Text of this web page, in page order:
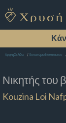
Αρχική Σελίδα Εστιατόριο Ναυπακτοσ
Νικητής του
Kouzina Loi